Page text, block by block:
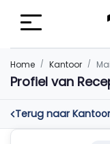
Home Kantoor
Profiel van
Terug naar Kantoor